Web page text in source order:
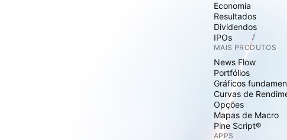
Economia
Resultados
Dividendos
IPOs
MAIS PRODUTOS
News Flow
Portfólios
Gráficos
Curvas de
Opções
Mapas de Macro
Pine Script®
APPS